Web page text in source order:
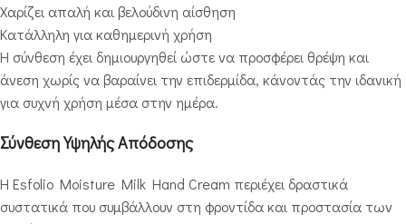
Χαρίζει απαλή και βελούδινη αίσθηση
Κατάλληλη για καθημερινή χρήση
Η σύνθεση έχει δημιουργηθεί ώστε να προσφέρει θρέψη και
άνεση χωρίς να βαραίνει την επιδερμίδα, κάνοντάς την ιδανική
για συχνή χρήση μέσα στην ημέρα.
Σύνθεση Υψηλής Απόδοσης
Η Esfolio Moisture Milk Hand Cream περιέχει δραστικά
συστατικά που συμβάλλουν στη φροντίδα και προστασία των